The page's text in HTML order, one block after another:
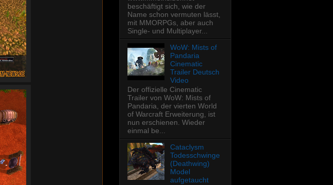
beschäftigt sich, wie der
Name schon vermuten lässt,
mit MMORPGs, aber auch
Single- und Multiplayer...
WoW: Mists of
Pandaria
Cinematic
Trailer Deutsch
Video
Der offizielle Cinematic
Trailer von WoW: Mists of
Pandaria, der vierten World
of Warcraft Erweiterung, ist
nun erschienen. Wieder
einmal be...
Cataclysm
Todesschwinge
(Deathwing)
Model
aufgetaucht